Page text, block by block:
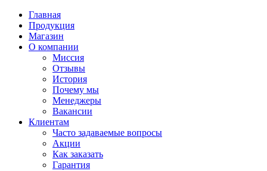
Главная
Продукция
Магазин
О компании
Миссия
Отзывы
История
Почему мы
Менеджеры
Вакансии
Клиентам
Часто задаваемые вопросы
Акции
Как заказать
Гарантия